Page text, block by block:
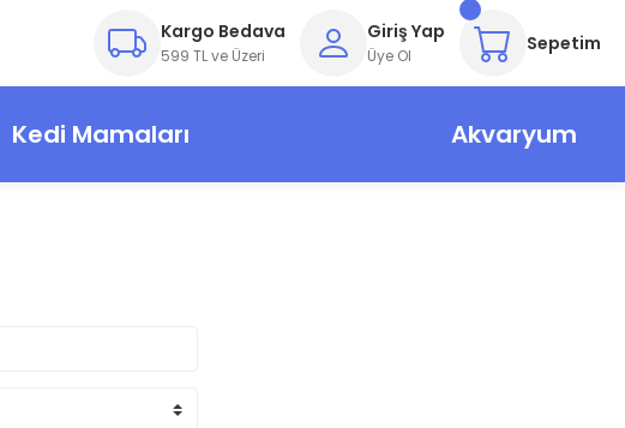
Kargo Bedava
599 TL ve Üzeri
Giriş Yap
Üye Ol
Sepetim
Kedi Mamaları Akvaryum